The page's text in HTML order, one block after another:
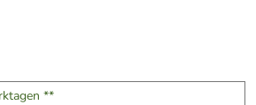
**